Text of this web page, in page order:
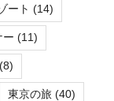
ート (14)
ー (11)
(8)
東京の旅 (40)